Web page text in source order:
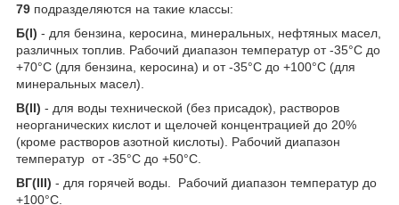
79 подразделяются на такие классы:
Б(I) - для бензина, керосина, минеральных, нефтяных масел,
различных топлив. Рабочий диапазон температур от -35°С до
+70°С (для бензина, керосина) и от -35°С до +100°С (для
минеральных масел).
В(II) - для воды технической (без присадок), растворов
неорганических кислот и щелочей концентрацией до 20%
(кроме растворов азотной кислоты). Рабочий диапазон
температур от -35°С до +50°С.
ВГ(III) - для горячей воды. Рабочий диапазон температур до
+100°С.